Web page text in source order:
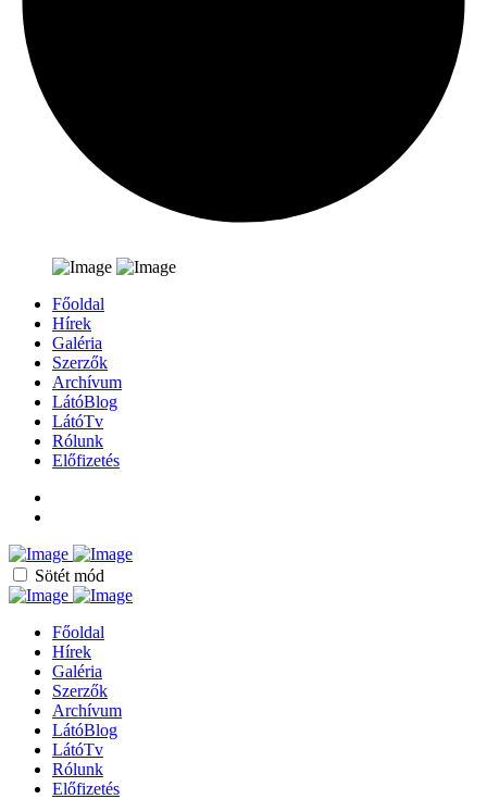
Főoldal
Hírek
Galéria
Szerzők
Archívum
LátóBlog
LátóTv
Rólunk
Előfizetés
Sötét mód
Főoldal
Hírek
Galéria
Szerzők
Archívum
LátóBlog
LátóTv
Rólunk
Előfizetés